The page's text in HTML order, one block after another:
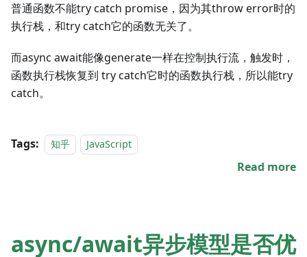
普通函数不能try catch promise，因为其throw error时的
执行栈，和try catch它的函数无关了。
而async await能像generate一样在控制执行流，触发时，
函数执行栈恢复到 try catch它时的函数执行栈，所以能try
catch。
Tags: 知乎 JavaScript
Read more
async/await异步模型是否优